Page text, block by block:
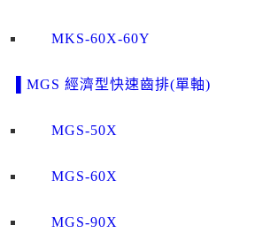
MKS-60X-60Y
▌MGS 經濟型快速齒排(單軸)
MGS-50X
MGS-60X
MGS-90X